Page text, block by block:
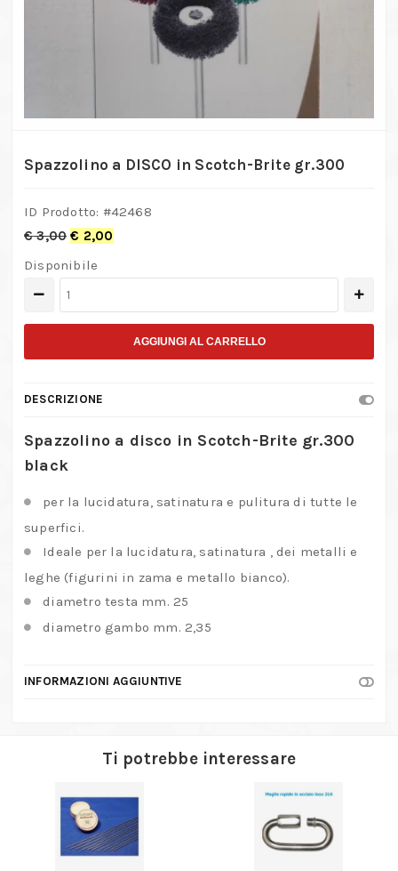
Spazzolino a DISCO in Scotch-Brite gr.300
ID Prodotto: #42468
€3,00 € 2,00
Disponibile
Spazzolino
in
Brite
gr.300
quantità
AGGIUNGI AL CARRELLO
DESCRIZIONE
Spazzolino a disco in Scotch-Brite gr.300
black
per la lucidatura, satinatura e pulitura di tutte le
superfici.
Ideale per la lucidatura, satinatura , dei metalli e
leghe (figurini in zama e metallo bianco).
diametro testa mm. 25
diametro gambo mm. 2,35
INFORMAZIONI AGGIUNTIVE
Ti potrebbe interessare